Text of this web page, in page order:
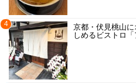
4
京都・伏見桃山
しめるビストロ「